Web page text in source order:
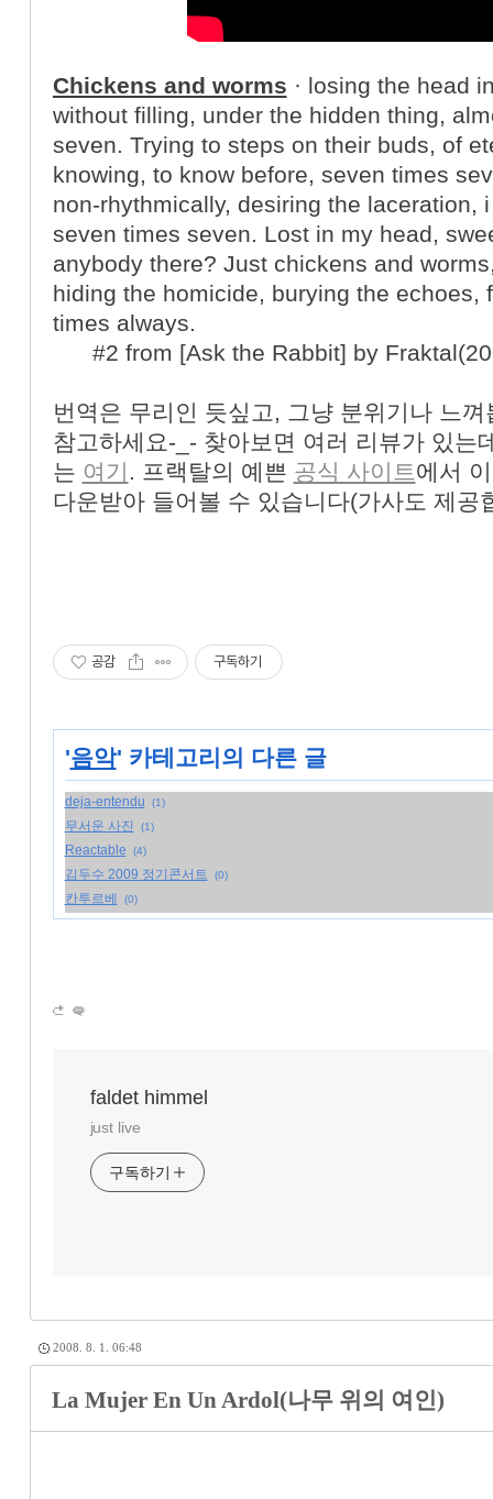
Chickens and worms · losing the head
without filling, under the hidden thing,
seven. Trying to steps on their buds, of
knowing, to know before, seven times
non-rhythmically, desiring the laceration,
seven times seven. Lost in my head,
anybody there? Just chickens and
hiding the homicide, burying the echoes,
times always.
#2 from [Ask the Rabbit] by
번역은 무리인 듯싶고, 그냥 분위기나 느
참고하세요-_- 찾아보면 여러 리뷰가 있는
는 여기 . 프랙탈의 예쁜 공식 사이트에서
다운받아 들어볼 수 있습니다(가사도 제공
공감 구독하기
'음악' 카테고리의 다른 글
deja-entendu (1)
무서운 사진 (1)
Reactable (4)
김두수 2009 정기콘서트 (0)
칸투르베 (0)
faldet himmel
just live
구독하기
2008. 8. 1. 06:48
La Mujer En Un Ardol(나무 위의 여인)